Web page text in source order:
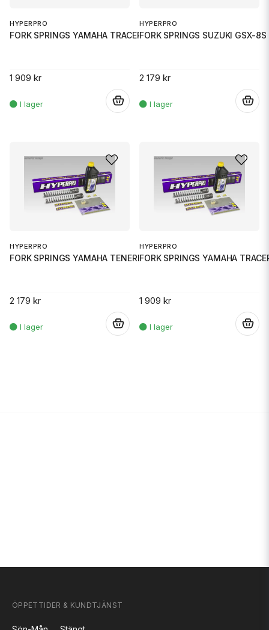
HYPERPRO
FORK SPRINGS YAMAHA TRACER 7 (
1 909 kr
HYPERPRO
FORK SPRINGS SUZUKI GSX-
2 179 kr
HYPERPRO
FORK SPRINGS YAMAHA TENERE 700
2 179 kr
HYPERPRO
FORK SPRINGS YAMAHA
1 909 kr
ÖPPETTIDER & KUNDTJÄNST